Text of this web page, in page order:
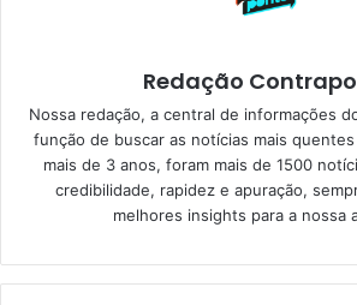
Redação
Nossa redação, a central de informações
função de buscar as notícias mais
mais de 3 anos, foram mais de 1500
credibilidade, rapidez e apuração,
melhores insights para a nossa